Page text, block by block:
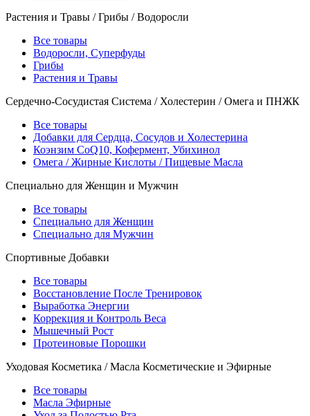
Растения и Травы / Грибы / Водоросли
Все товары
Водоросли, Суперфуды
Грибы
Растения и Травы
Сердечно-Сосудистая Система / Холестерин / Омега и ПНЖК
Все товары
Добавки для Сердца, Сосудов и Холестерина
Коэнзим CoQ10, Кофермент, Убихинол
Омега / Жирные Кислоты / Пищевые Масла
Специально для Женщин и Мужчин
Все товары
Специально для Женщин
Специально для Мужчин
Спортивные Добавки
Все товары
Восстановление После Тренировок
Выработка Энергии
Коррекция и Контроль Веса
Мышечный Рост
Протеиновые Порошки
Уходовая Косметика / Масла Косметические и Эфирные
Все товары
Масла Эфирные